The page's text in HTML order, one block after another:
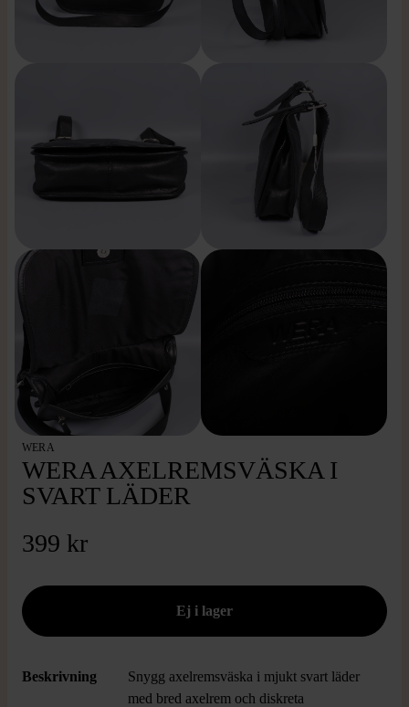
WERA
WERA AXELREMSVÄSKA I
SVART LÄDER
399 kr
Beskrivning
Snygg axelremsväska i mjukt svart läder
med bred axelrem och diskreta